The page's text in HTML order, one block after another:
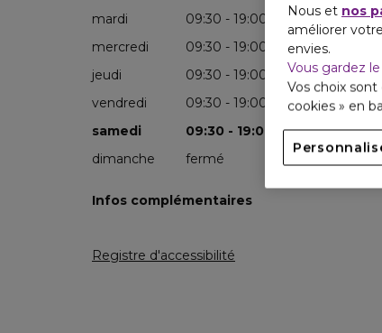
mardi
09:30 - 19:00
mercredi
09:30 - 19:00
jeudi
09:30 - 19:00
vendredi
09:30 - 19:00
samedi
09:30 - 19:00
dimanche
fermé
Infos complémentaires
Registre d'accessibilité
Nous et nos
améliorer
envies.
Vous gardez
Vos choix
cookies » en